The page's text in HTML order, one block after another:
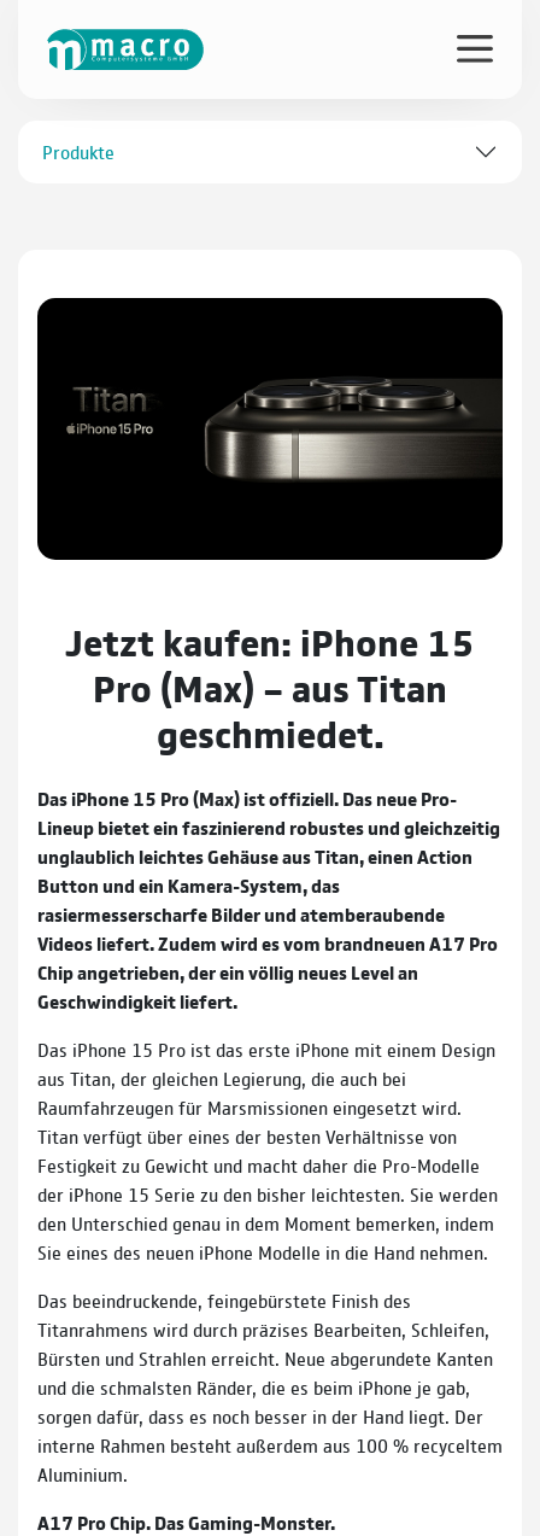
Produkte
Jetzt kaufen: iPhone 15
Pro (Max) – aus Titan
geschmiedet.
Das iPhone 15 Pro (Max) ist offiziell. Das neue Pro-
Lineup bietet ein faszinierend robustes und gleichzeitig
unglaublich leichtes Gehäuse aus Titan, einen Action
Button und ein Kamera-System, das
rasiermesserscharfe Bilder und atemberaubende
Videos liefert. Zudem wird es vom brandneuen A17 Pro
Chip angetrieben, der ein völlig neues Level an
Geschwindigkeit liefert.
Das iPhone 15 Pro ist das erste iPhone mit einem Design
aus Titan, der gleichen Legierung, die auch bei
Raumfahrzeugen für Mars­missionen eingesetzt wird.
Titan verfügt über eines der besten Verhältnisse von
Festigkeit zu Gewicht und macht daher die Pro-Modelle
der iPhone 15 Serie zu den bisher leichtesten. Sie werden
den Unterschied genau in dem Moment bemerken, indem
Sie eines des neuen iPhone Modelle in die Hand nehmen.
Das beein­druckende, feingebürstete Finish des
Titanrahmens wird durch präzises Bearbeiten, Schleifen,
Bürsten und Strahlen erreicht. Neue abgerundete Kanten
und die schmalsten Ränder, die es beim iPhone je gab,
sorgen dafür, dass es noch besser in der Hand liegt. Der
interne Rahmen besteht außerdem aus 100 % recyceltem
Aluminium.
A17 Pro Chip. Das Gaming-Monster.